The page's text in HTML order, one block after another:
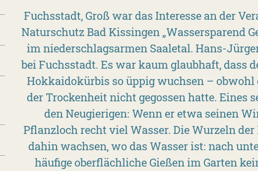
Fuchsstadt, Groß war das Interesse an der
Naturschutz Bad Kissingen „Wassersparend
im niederschlagsarmen Saaletal. Hans-
bei Fuchsstadt. Es war kaum glaubhaft, dass
Hokkaidokürbis so üppig wuchsen –
der Trockenheit nicht gegossen hatte.
den Neugierigen: Wenn er etwa seinen
Pflanzloch recht viel Wasser. Die Wurzeln
dahin wachsen, wo das Wasser ist: nach
häufige oberflächliche Gießen im Garten